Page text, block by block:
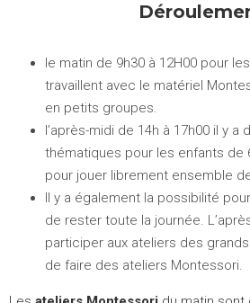
le matin de 9h30 à 12H00 pour
travaillent avec le matériel
en petits groupes.
l’après-midi de 14h à 17h00 il y a
thématiques pour les enfants de
pour jouer librement ensemble
Il y a également la possibilité
de rester toute la journée.
participer aux ateliers des
de faire des ateliers Montessori.